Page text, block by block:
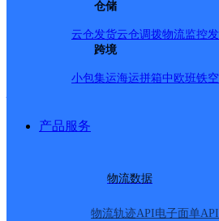
仓储
云仓发货云仓调拨物流监控
跨境
小包集运海运拼箱中欧班铁
产品服务
物流数据
物流轨迹API电子面单API
滨城区(31)
无棣县,滨州市,
银座商城北门